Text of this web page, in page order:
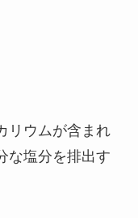
リウムが含まれ
な塩分を排出す